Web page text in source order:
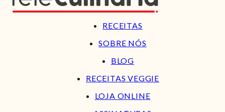
RECEITAS
SOBRE NÓS
BLOG
RECEITAS VEGGIE
LOJA ONLINE